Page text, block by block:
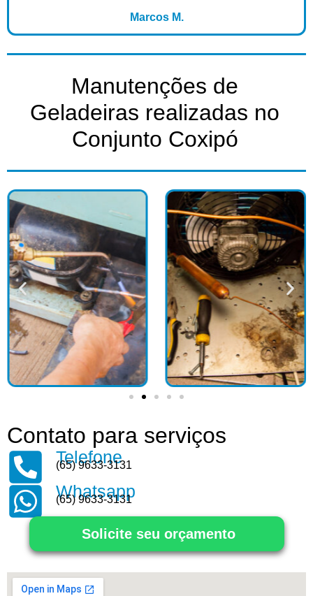
Marcos M.
Manutenções de
Geladeiras realizadas no
Conjunto Coxipó​
Contato para serviços
Telefone
(65) 9633-3131
Whatsapp
(65) 9633-3131
Solicite seu orçamento